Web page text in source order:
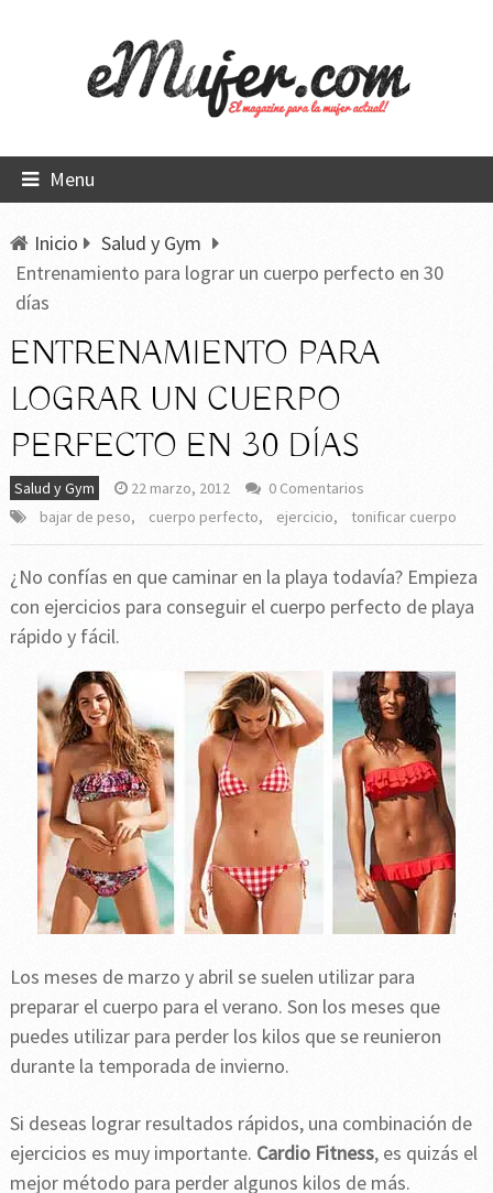
Menu
Inicio
Salud y Gym
Entrenamiento para lograr un cuerpo perfecto en 30
días
ENTRENAMIENTO PARA
LOGRAR UN CUERPO
PERFECTO EN 30 DÍAS
Salud y Gym 22 marzo, 2012
0 Comentarios
bajar de peso, cuerpo perfecto, ejercicio, tonificar cuerpo
¿No confías en que caminar en la playa todavía? Empieza
con ejercicios para conseguir el cuerpo perfecto de playa
rápido y fácil.
Los meses de marzo y abril se suelen utilizar para
preparar el cuerpo para el verano. Son los meses que
puedes utilizar para perder los kilos que se reunieron
durante la temporada de invierno.
Si deseas lograr resultados rápidos, una combinación de
ejercicios es muy importante. Cardio Fitness, es quizás el
mejor método para perder algunos kilos de más.